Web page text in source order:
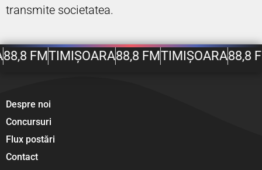
transmite societatea.
88,8 FMTIMIȘOARA88,8 FMTIMIȘOARA88,8
Despre noi
Concursuri
Flux postări
Contact